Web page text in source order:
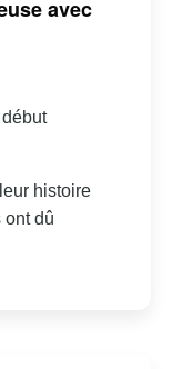
avec
histoire
ont dû